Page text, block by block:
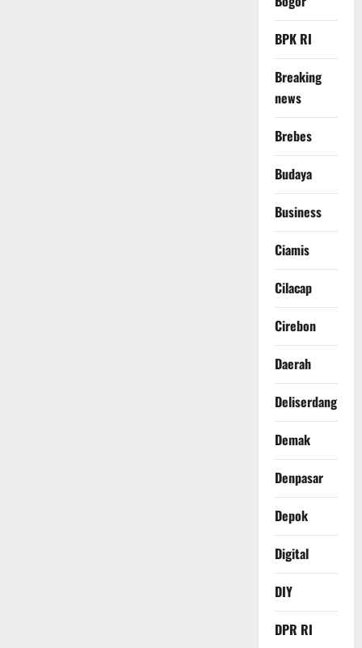
BPK RI
Breaking
news
Brebes
Budaya
Business
Ciamis
Cilacap
Cirebon
Daerah
Deliserdang
Demak
Denpasar
Depok
Digital
DIY
DPR RI